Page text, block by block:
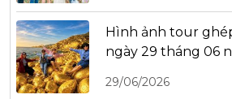
Hình ảnh tour
ngày 29 tháng 06
29/06/2026